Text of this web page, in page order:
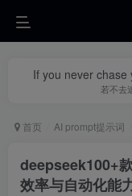
If you never
若不去
首页 AI prompt提示词
deepseek100+
效率与自动化能